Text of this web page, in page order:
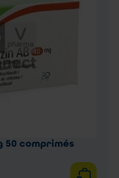
50 comprimés